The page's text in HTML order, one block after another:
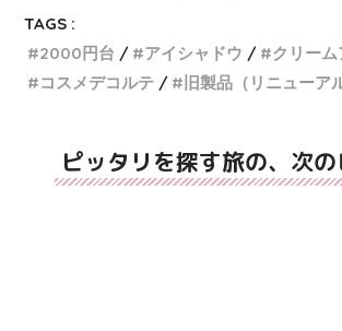
TAGS :
2000円台
アイシャドウ
クリー
コスメデコルテ
旧製品（リニューア
ピッタリを探す旅の、次